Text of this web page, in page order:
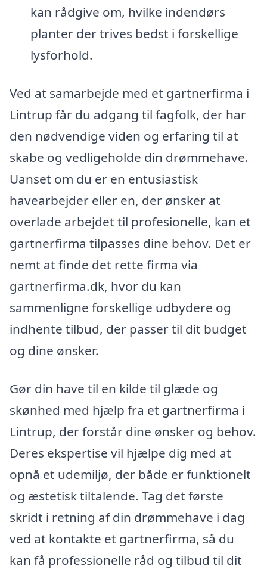
kan rådgive om, hvilke indendørs
planter der trives bedst i forskellige
lysforhold.
Ved at samarbejde med et gartnerfirma i
Lintrup får du adgang til fagfolk, der har
den nødvendige viden og erfaring til at
skabe og vedligeholde din drømmehave.
Uanset om du er en entusiastisk
havearbejder eller en, der ønsker at
overlade arbejdet til profesionelle, kan et
gartnerfirma tilpasses dine behov. Det er
nemt at finde det rette firma via
gartnerfirma.dk, hvor du kan
sammenligne forskellige udbydere og
indhente tilbud, der passer til dit budget
og dine ønsker.
Gør din have til en kilde til glæde og
skønhed med hjælp fra et gartnerfirma i
Lintrup, der forstår dine ønsker og behov.
Deres ekspertise vil hjælpe dig med at
opnå et udemiljø, der både er funktionelt
og æstetisk tiltalende. Tag det første
skridt i retning af din drømmehave i dag
ved at kontakte et gartnerfirma, så du
kan få professionelle råd og tilbud til dit